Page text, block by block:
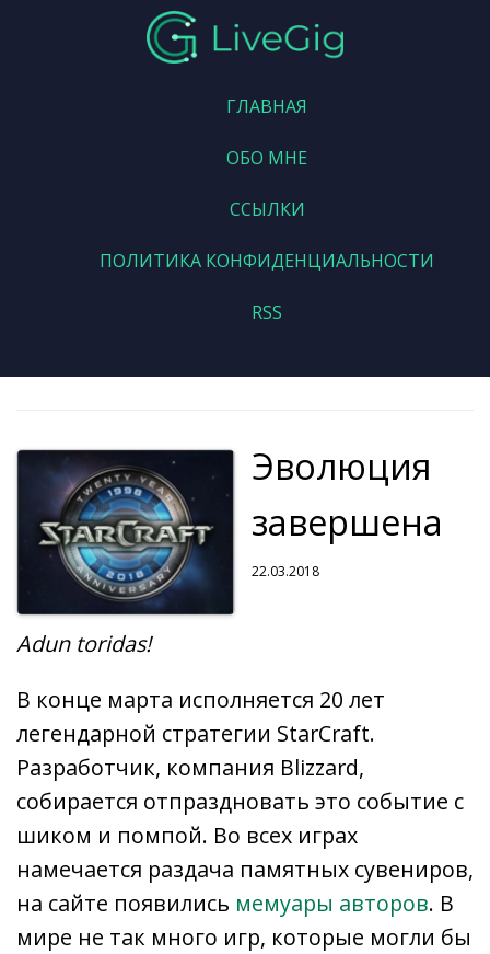
ГЛАВНАЯ
ОБО МНЕ
ССЫЛКИ
ПОЛИТИКА КОНФИДЕНЦИАЛЬНОСТИ
RSS
Эволюция
завершена
22.03.2018
Adun toridas!
В конце марта исполняется 20 лет
легендарной стратегии StarCraft.
Разработчик, компания Blizzard,
собирается отпраздновать это событие с
шиком и помпой. Во всех играх
намечается раздача памятных сувениров,
на сайте появились мемуары авторов. В
мире не так много игр, которые могли бы